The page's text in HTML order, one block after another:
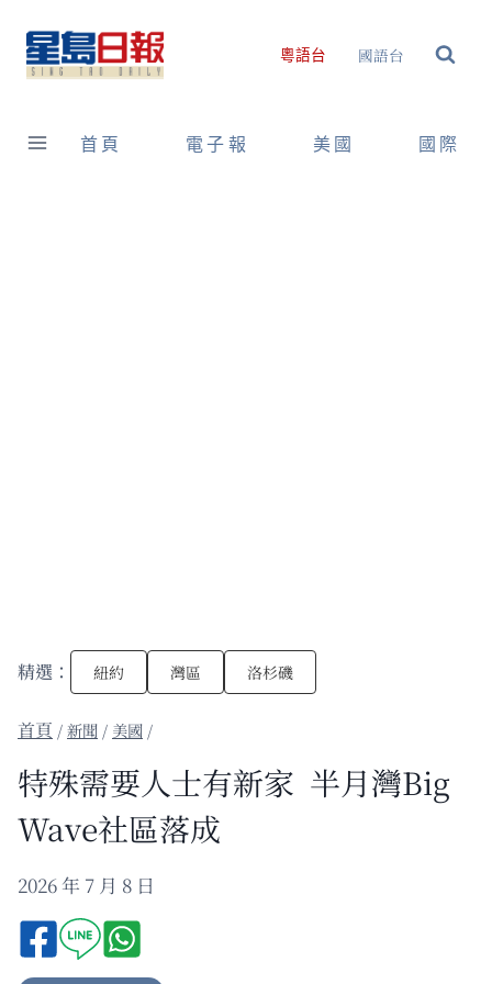
content
粵語台 國語台
首頁 電子報 美國 國際
精選： 紐約 灣區 洛杉磯
/新聞 / 美國 /
特殊需要人士有新家 半月灣Big
Wave社區落成
2026 年 7 月 8 日